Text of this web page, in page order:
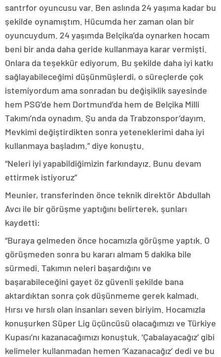
santrfor oyuncusu var. Ben aslında 24 yaşıma kadar bu
şekilde oynamıştım. Hücumda her zaman olan bir
oyuncuydum. 24 yaşımda Belçika’da oynarken hocam
beni bir anda daha geride kullanmaya karar vermişti.
Onlara da teşekkür ediyorum. Bu şekilde daha iyi katkı
sağlayabileceğimi düşünmüşlerdi, o süreçlerde çok
istemiyordum ama sonradan bu değişiklik sayesinde
hem PSG’de hem Dortmund’da hem de Belçika Milli
Takımı’nda oynadım. Şu anda da Trabzonspor’dayım.
Mevkimi değiştirdikten sonra yeteneklerimi daha iyi
kullanmaya başladım.” diye konuştu.
“Neleri iyi yapabildiğimizin farkındayız. Bunu devam
ettirmek istiyoruz”
Meunier, transferinden önce teknik direktör Abdullah
Avcı ile bir görüşme yaptığını belirterek, şunları
kaydetti:
“Buraya gelmeden önce hocamızla görüşme yaptık. O
görüşmeden sonra bu kararı almam 5 dakika bile
sürmedi. Takımın neleri başardığını ve
başarabileceğini gayet öz güvenli şekilde bana
aktardıktan sonra çok düşünmeme gerek kalmadı.
Hırsı ve hırslı olan insanları seven biriyim. Hocamızla
konuşurken Süper Lig üçüncüsü olacağımızı ve Türkiye
Kupası’nı kazanacağımızı konuştuk. ‘Çabalayacağız’ gibi
kelimeler kullanmadan hemen ‘Kazanacağız’ dedi ve bu